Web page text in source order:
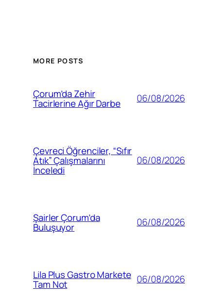
MORE POSTS
Çorum’da Zehir
Tacirlerine Ağır Darbe 06/08/2026
Çevreci Öğrenciler, “Sıfır
Atık” Çalışmalarını
İnceledi
06/08/2026
Şairler Çorum’da
Buluşuyor 06/08/2026
Lila Plus Gastro Markete
Tam Not 06/08/2026